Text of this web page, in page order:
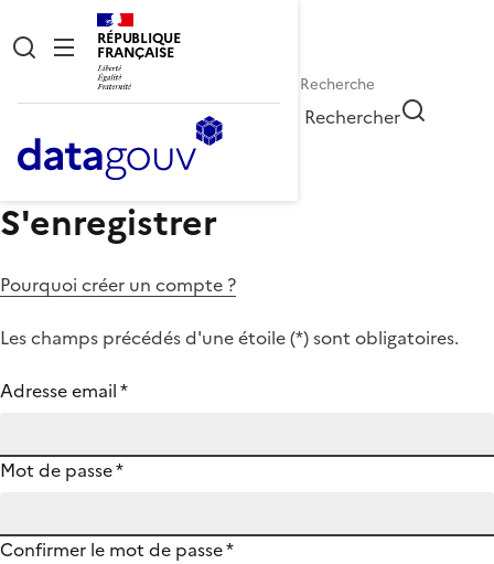
RÉPUBLIQUE
FRANÇAISE
Rechercher
S'enregistrer
Pourquoi créer un compte ?
Les champs précédés d'une étoile (*) sont obligatoires.
Adresse email*
Mot de passe*
Confirmer le mot de passe*